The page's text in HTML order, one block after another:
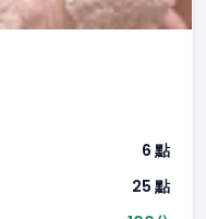
6 點
25 點